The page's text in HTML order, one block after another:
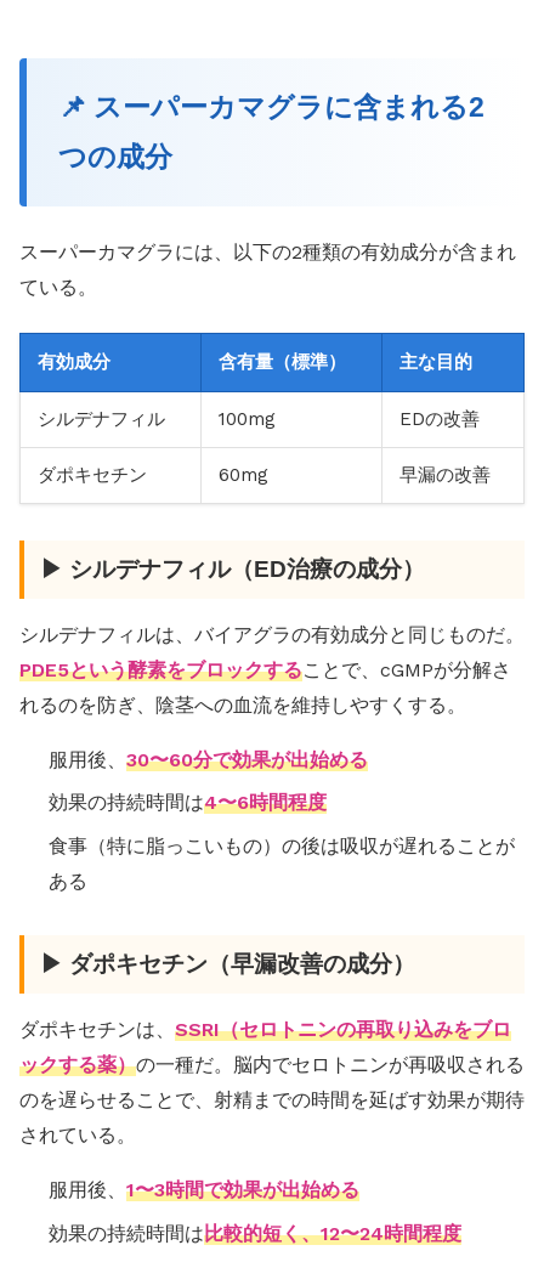
📌 スーパーカマグラに含まれる2
つの成分
スーパーカマグラには、以下の2種類の有効成分が含まれ
ている。
有効成分 含有量（標準） 主な目的
シルデナフィル 100mg EDの改善
ダポキセチン 60mg 早漏の改善
▶ シルデナフィル（ED治療の成分）
シルデナフィルは、バイアグラの有効成分と同じものだ。
PDE5という酵素をブロックすることで、cGMPが分解さ
れるのを防ぎ、陰茎への血流を維持しやすくする。
服用後、 30〜60分で効果が出始める
効果の持続時間は4〜6時間程度
食事（特に脂っこいもの）の後は吸収が遅れることが
ある
▶ ダポキセチン（早漏改善の成分）
ダポキセチンは、 SSRI（セロトニンの再取り込みをブロ
ックする薬）の一種だ。脳内でセロトニンが再吸収される
のを遅らせることで、射精までの時間を延ばす効果が期待
されている。
服用後、 1〜3時間で効果が出始める
効果の持続時間は比較的短く、12〜24時間程度